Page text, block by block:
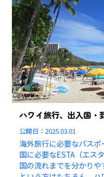
ハワイ旅行、出入国・
公開日：2025.03.01
海外旅行に必要なパス
国に必要なESTA（エス
国の流れまでを分かり